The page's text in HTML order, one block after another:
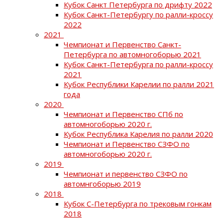
Кубок Санкт Петербурга по дрифту 2022
Кубок Санкт-Петербургу по ралли-кроссу
2022
2021
Чемпионат и Первенство Санкт-
Петербурга по автомногоборью 2021
Кубок Санкт-Петербурга по ралли-кроссу
2021
Кубок Республики Карелии по ралли 2021
года
2020
Чемпионат и Первенство СПб по
автомногоборью 2020 г.
Кубок Республика Карелия по ралли 2020
Чемпионат и Первенство СЗФО по
автомногоборью 2020 г.
2019
Чемпионат и первенство СЗФО по
автомнгоборью 2019
2018
Кубок С-Петербурга по трековым гонкам
2018